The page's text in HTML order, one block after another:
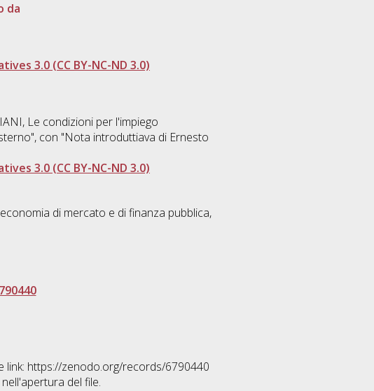
da
3.0 (CC BY-NC-ND 3.0)
Le condizioni per l'impiego
con "Nota introduttiava di Ernesto
3.0 (CC BY-NC-ND 3.0)
di mercato e di finanza pubblica,
link: https://zenodo.org/records/6790440
del file.